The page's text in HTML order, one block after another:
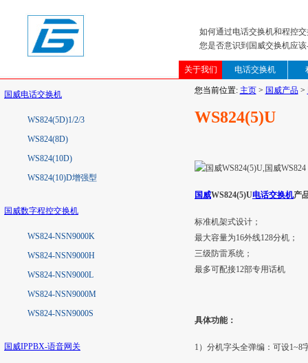
如何通过电话交换机和程控
您是否意识到国威交换机应
关于我们 电话交换机
国威电话交换机
WS824(5D)1/2/3
WS824(8D)
WS824(10D)
WS824(10)D增强型
国威数字程控交换机
WS824-NSN9000K
WS824-NSN9000H
WS824-NSN9000L
WS824-NSN9000M
WS824-NSN9000S
国威IPPBX-语音网关
您当前位置: 主页> 国威产品>
WS824(5)U
国威WS824(5)U电话交换机产
标准机架式设计；
最大容量为16外线128分机；
三级防雷系统；
最多可配接12部专用话机
具体功能：
1）分机字头全弹编：可设1~8